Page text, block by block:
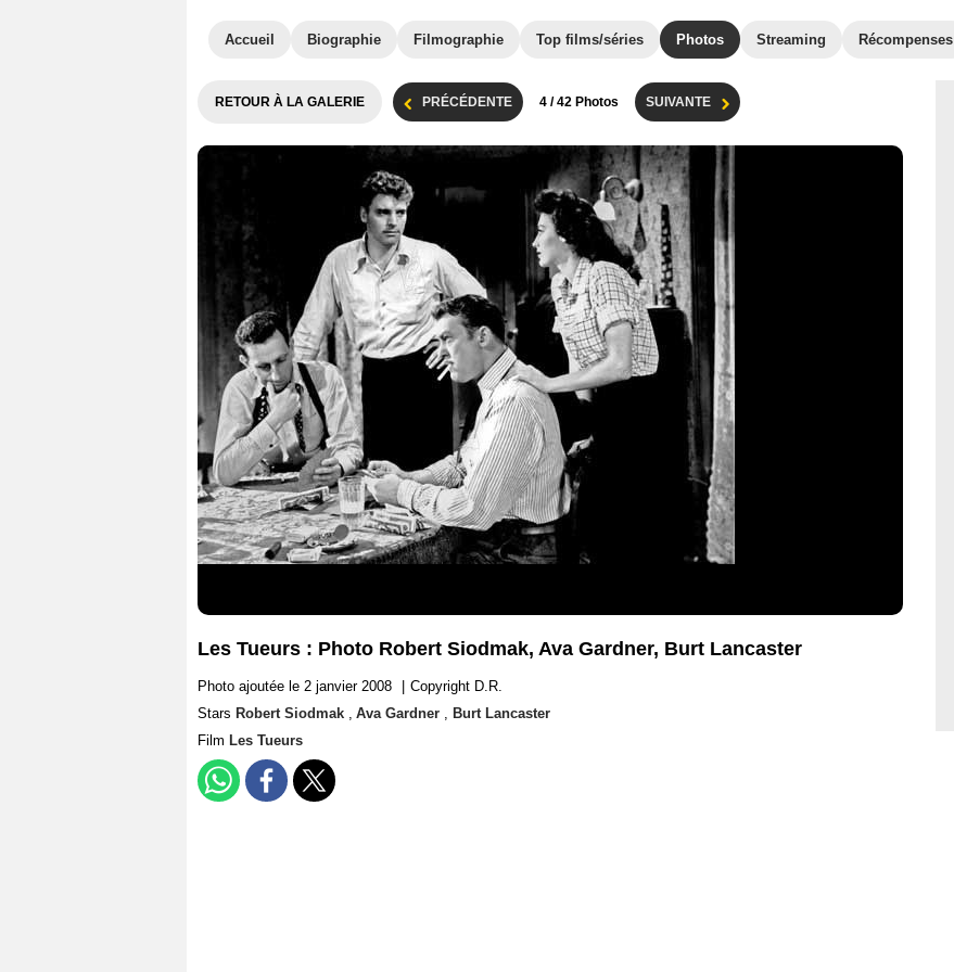
Accueil Biographie Filmographie Top films/séries Photos Streaming Récompenses
RETOUR À LA GALERIE PRÉCÉDENTE 4 / 42 Photos SUIVANTE
Les Tueurs : Photo Robert Siodmak, Ava Gardner, Burt Lancaster
Photo ajoutée le 2 janvier 2008
Copyright D.R.
Stars Robert Siodmak , Ava Gardner , Burt Lancaster
Film Les Tueurs